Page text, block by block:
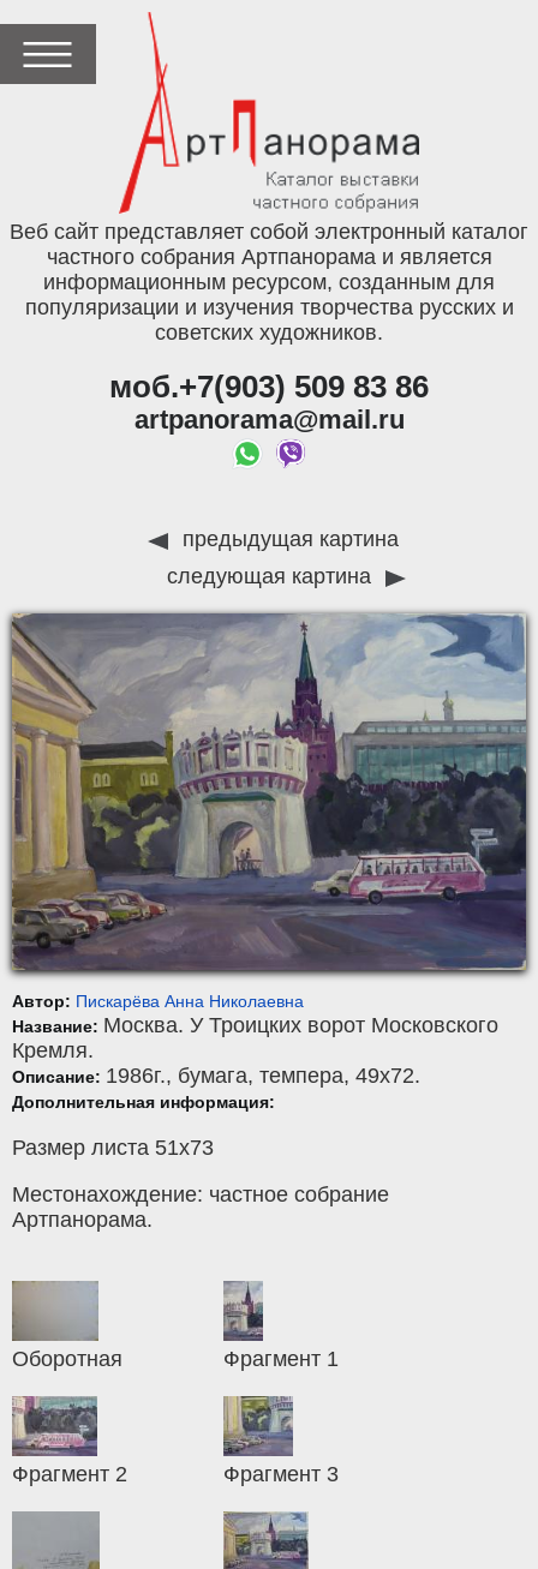
Веб сайт представляет собой электронный каталог
частного собрания Артпанорама и является
информационным ресурсом, созданным для
популяризации и изучения творчества русских и
советских художников.
моб.+7(903) 509 83 86
artpanorama@mail.ru
предыдущая картина
следующая картина
Автор: Пискарёва Анна Николаевна
Название: Москва. У Троицких ворот Московского
Кремля.
Описание: 1986г., бумага, темпера, 49x72.
Дополнительная информация:
Размер листа 51х73
Местонахождение: частное собрание
Артпанорама.
Оборотная Фрагмент 1
Фрагмент 2 Фрагмент 3